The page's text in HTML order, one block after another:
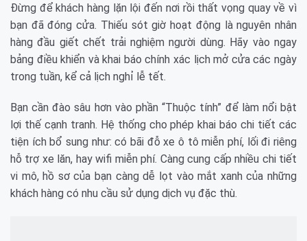
Đừng để khách hàng lặn lội đến nơi rồi thất vọng quay về vì
bạn đã đóng cửa. Thiếu sót giờ hoạt động là nguyên nhân
hàng đầu giết chết trải nghiệm người dùng. Hãy vào ngay
bảng điều khiển và khai báo chính xác lịch mở cửa các ngày
trong tuần, kể cả lịch nghỉ lễ tết.
Bạn cần đào sâu hơn vào phần “Thuộc tính” để làm nổi bật
lợi thế cạnh tranh. Hệ thống cho phép khai báo chi tiết các
tiện ích bổ sung như: có bãi đỗ xe ô tô miễn phí, lối đi riêng
hỗ trợ xe lăn, hay wifi miễn phí. Càng cung cấp nhiều chi tiết
vi mô, hồ sơ của bạn càng dễ lọt vào mắt xanh của những
khách hàng có nhu cầu sử dụng dịch vụ đặc thù.